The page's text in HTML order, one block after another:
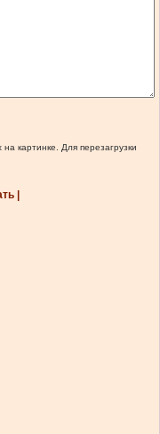
картинке. Для перезагрузки
|